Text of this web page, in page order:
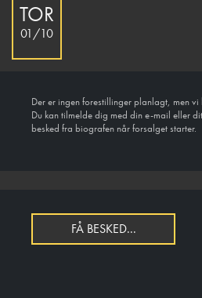
TOR
01/10
Der er ingen forestillinger planlagt, men
Du kan tilmelde dig med din e-mail eller
besked fra biografen når forsalget starter.
FÅ BESKED...